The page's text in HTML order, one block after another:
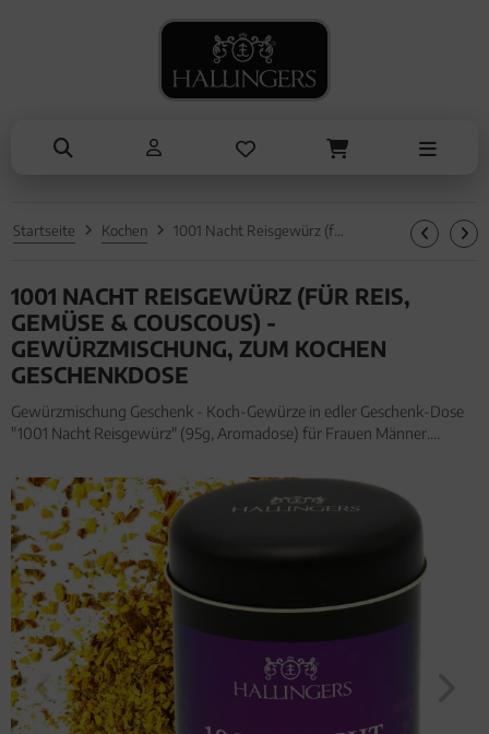
Startseite Kochen
1001 NACHT REISGEWÜRZ (FÜR REIS,
GEMÜSE & COUSCOUS) -
GEWÜRZMISCHUNG, ZUM KOCHEN
GESCHENKDOSE
Gewürzmischung Geschenk - Koch-Gewürze in edler Geschenk-Dose
"1001 Nacht Reisgewürz" (95g, Aromadose) für Frauen Männer.
"1001 Nacht Reisgewürz" (95g, Aromadose) für Frauen Männer
SOMMER
ALLES ANZEIGEN AUS SOMMER
Genüsse
Liköre
TRINKEN
ALLES ANZEIGEN AUS TRINKEN
Kaffee
NASCHEN
ALLES ANZEIGEN AUS NASCHEN
Pralinen
Müsli
Honig & Konfitüren
ANLÄSSE
ALLES ANZEIGEN AUS ANLÄSSE
Kleine Aufmerksamkeiten
Ostern
Sommer
Valentinstag
Weihnachten
Liebe & Hochzeit
Danke
Geburtstag
Bayern